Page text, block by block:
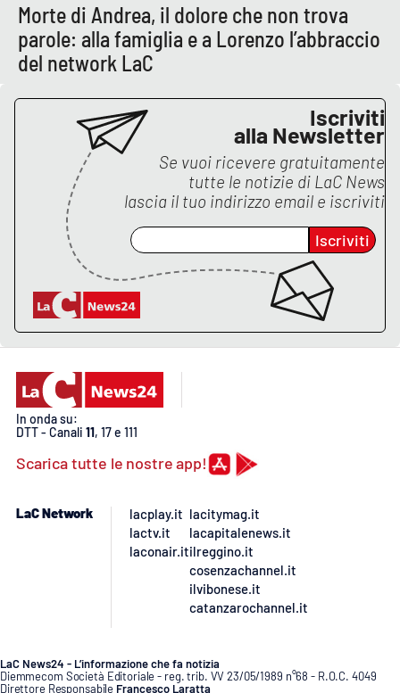
Morte di Andrea, il dolore che non trova
parole: alla famiglia e a Lorenzo l’abbraccio
del network LaC
Iscriviti
alla Newsletter
Se vuoi ricevere gratuitamente
tutte le notizie di LaC News
lascia il tuo indirizzo email e iscriviti
Iscriviti
In onda su:
DTT - Canali 11, 17 e 111
Scarica tutte le nostre app!
LaC Network
lacplay.it
lactv.it
laconair.it
lacitymag.it
lacapitalenews.it
ilreggino.it
cosenzachannel.it
ilvibonese.it
catanzarochannel.it
LaC News24 - L’informazione che fa notizia
Diemmecom Società Editoriale - reg. trib. VV 23/05/1989 n°68 - R.O.C. 4049
Direttore Responsabile Francesco Laratta